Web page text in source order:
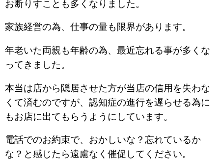
お断りすことも多くなりました。
家族経営の為、仕事の量も限界があります。
年老いた両親も年齢の為、最近忘れる事が多くな
ってきました。
本当は店から隠居させた方が当店の信用を失わな
くて済むのですが、認知症の進行を遅らせる為に
もお店に出てもらうようにしています。
電話でのお約束で、おかしいな？忘れているか
な？と感じたら遠慮なく催促してください。